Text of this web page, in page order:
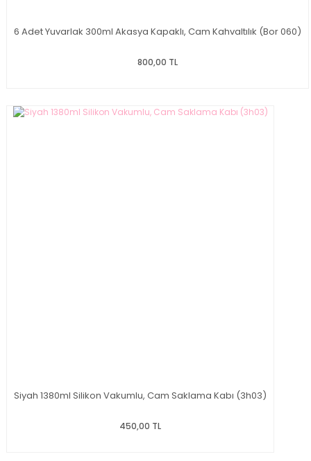
6 Adet Yuvarlak 300ml Akasya Kapaklı, Cam Kahvaltılık (Bor 060)
800,00 TL
Siyah 1380ml Silikon Vakumlu, Cam Saklama Kabı (3h03)
450,00 TL